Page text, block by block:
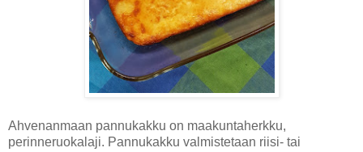
Ahvenanmaan pannukakku on maakuntaherkku,
perinneruokalaji. Pannukakku valmistetaan riisi- tai